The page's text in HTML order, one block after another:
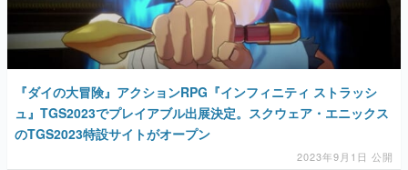
『ダイの大冒険』アクションRPG『インフィニティ ストラッシ
ュ』TGS2023でプレイアブル出展決定。スクウェア・エニックス
のTGS2023特設サイトがオープン
2023年9月1日 公開